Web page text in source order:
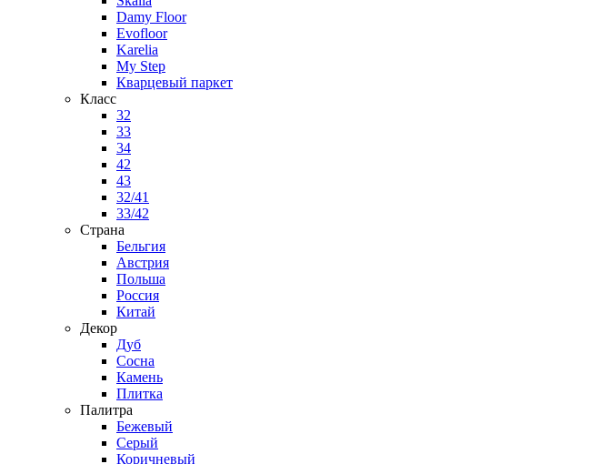
Damy Floor
Evofloor
Karelia
My Step
Кварцевый паркет
Класс
32
33
34
42
43
32/41
33/42
Страна
Бельгия
Австрия
Польша
Россия
Китай
Декор
Дуб
Сосна
Камень
Плитка
Палитра
Бежевый
Серый
Коричневый